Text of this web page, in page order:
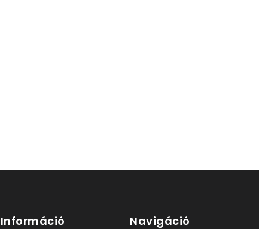
Információ Navigáció